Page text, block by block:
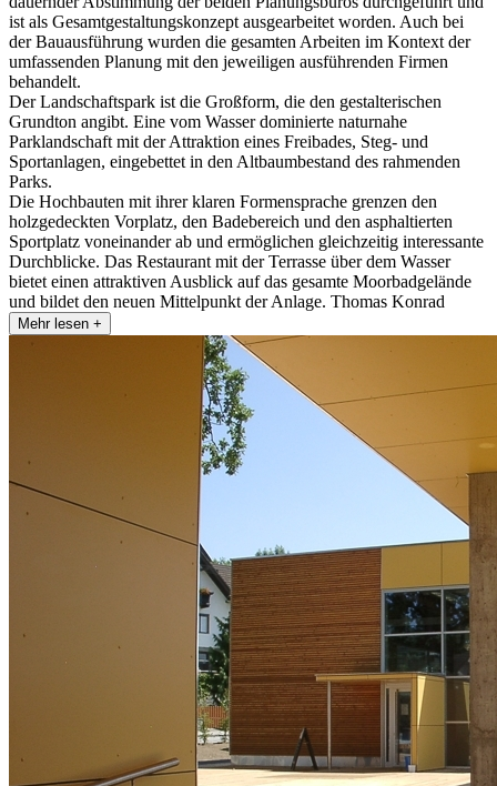
ist als Gesamtgestaltungskonzept ausgearbeitet worden. Auch bei
der Bauausführung wurden die gesamten Arbeiten im Kontext der
umfassenden Planung mit den jeweiligen ausführenden Firmen
behandelt.
Der Landschaftspark ist die Großform, die den gestalterischen
Grundton angibt. Eine vom Wasser dominierte naturnahe
Parklandschaft mit der Attraktion eines Freibades, Steg- und
Sportanlagen, eingebettet in den Altbaumbestand des rahmenden
Parks.
Die Hochbauten mit ihrer klaren Formensprache grenzen den
holzgedeckten Vorplatz, den Badebereich und den asphaltierten
Sportplatz voneinander ab und ermöglichen gleichzeitig interessante
Durchblicke. Das Restaurant mit der Terrasse über dem Wasser
bietet einen attraktiven Ausblick auf das gesamte Moorbadgelände
und bildet den neuen Mittelpunkt der Anlage. Thomas Konrad
Mehr lesen +